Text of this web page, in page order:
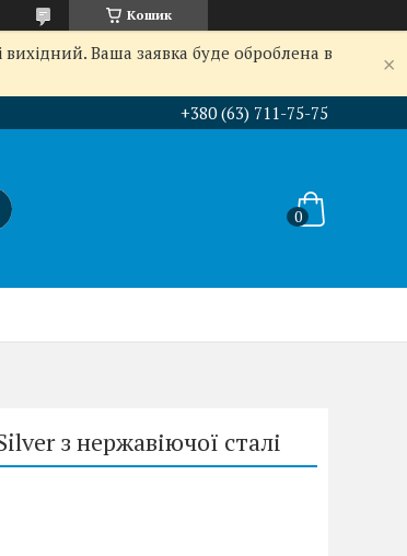
Кошик
Ваша заявка буде оброблена в
+380 (63) 711-75-75
з нержавіючої сталі